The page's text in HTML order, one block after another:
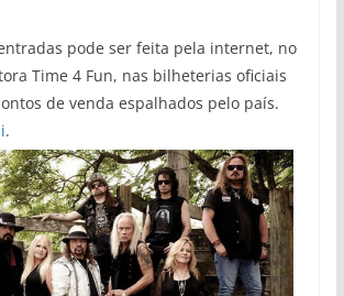
pode ser feita pela internet, no
Time 4 Fun, nas bilheterias oficiais
de venda espalhados pelo país.
.